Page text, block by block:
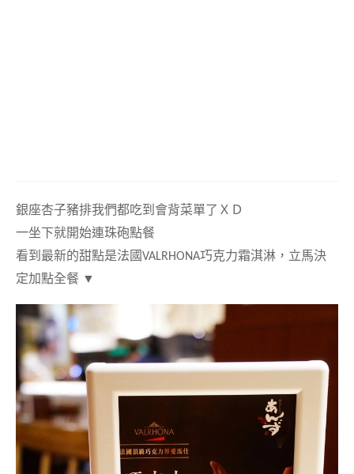
銀座杏子豬排我們都吃到會背菜單了ＸＤ
一坐下就開始連珠砲點餐
看到最新的甜點是法國VALRHONA巧克力霜淇淋，立馬決
定加點全餐 ▼